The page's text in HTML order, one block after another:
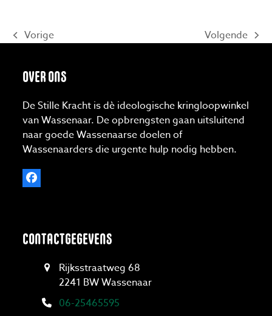
previous
Vorige
next
Volgende
OVER ONS
De Stille Kracht is dè ideologische kringloopwinkel
van Wassenaar. De opbrengsten gaan uitsluitend
naar goede Wassenaarse doelen of
Wassenaarders die urgente hulp nodig hebben.
Facebook
CONTACTGEGEVENS
Rijksstraatweg 68
2241 BW Wassenaar
06-25465595